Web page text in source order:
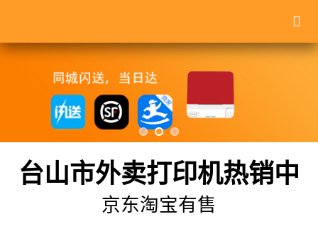
台山市外卖打印机热销中
京东淘宝有售